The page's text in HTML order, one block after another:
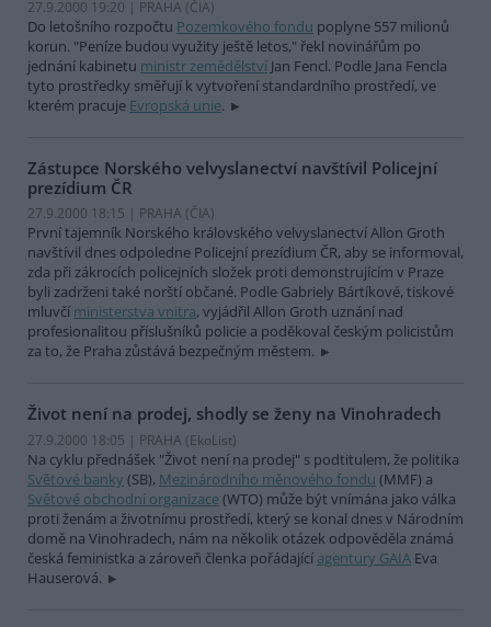
27.9.2000 19:20 | PRAHA (ČIA)
Do letošního rozpočtu Pozemkového fondu poplyne 557 milionů
korun. "Peníze budou využity ještě letos," řekl novinářům po
jednání kabinetu ministr zemědělství Jan Fencl. Podle Jana Fencla
tyto prostředky směřují k vytvoření standardního prostředí, ve
kterém pracuje Evropská unie.
Zástupce Norského velvyslanectví navštívil Policejní
prezídium ČR
27.9.2000 18:15 | PRAHA (ČIA)
První tajemník Norského královského velvyslanectví Allon Groth
navštívil dnes odpoledne Policejní prezídium ČR, aby se informoval,
zda při zákrocích policejních složek proti demonstrujícím v Praze
byli zadrženi také norští občané. Podle Gabriely Bártíkové, tiskové
mluvčí ministerstva vnitra, vyjádřil Allon Groth uznání nad
profesionalitou příslušníků policie a poděkoval českým policistům
za to, že Praha zůstává bezpečným městem.
Život není na prodej, shodly se ženy na Vinohradech
27.9.2000 18:05 | PRAHA (EkoList)
Na cyklu přednášek "Život není na prodej" s podtitulem, že politika
Světové banky (SB), Mezinárodního měnového fondu (MMF) a
Světové obchodní organizace(WTO) může být vnímána jako válka
proti ženám a životnímu prostředí, který se konal dnes v Národním
domě na Vinohradech, nám na několik otázek odpověděla známá
česká feministka a zároveň členka pořádající agentury GAIA Eva
Hauserová.